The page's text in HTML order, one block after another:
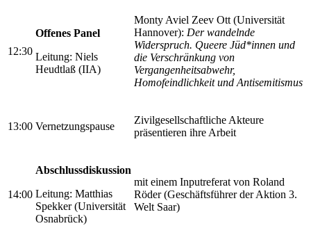
12:30
Offenes Panel
Leitung: Niels
Heudtlaß (IIA)
Monty Aviel Zeev Ott (Universität
Hannover): Der wandelnde
Widerspruch. Queere Jüd*innen und
die Verschränkung von
Vergangenheitsabwehr,
Homofeindlichkeit und Antisemitismus
13:00 Vernetzungspause
Zivilgesellschaftliche Akteure
präsentieren ihre Arbeit
14:00
Abschlussdiskussion
Leitung: Matthias
Spekker (Universität
Osnabrück)
mit einem Inputreferat von Roland
Röder (Geschäftsführer der Aktion 3.
Welt Saar)